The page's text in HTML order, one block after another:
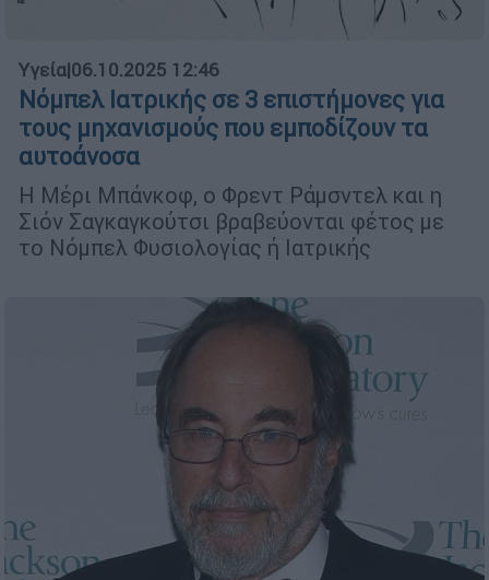
Υγεία|06.10.2025 12:46
Νόμπελ Ιατρικής σε 3 επιστήμονες για
τους μηχανισμούς που εμποδίζουν τα
αυτοάνοσα
Η Μέρι Μπάνκοφ, ο Φρεντ Ράμσντελ και η
Σιόν Σαγκαγκούτσι βραβεύονται φέτος με
το Νόμπελ Φυσιολογίας ή Ιατρικής